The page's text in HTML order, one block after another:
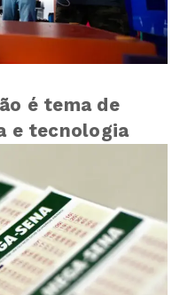
é tema de
e tecnologia